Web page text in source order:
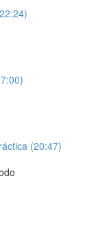
(20:47)